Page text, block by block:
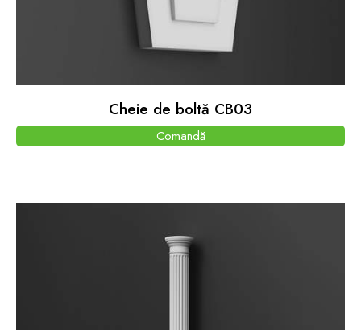
Cheie de boltă CB03
Comandă